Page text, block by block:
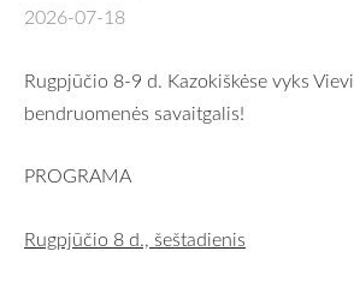
2026-07-18
Rugpjūčio 8-9 d. Kazokiškėse vyks
bendruomenės savaitgalis!
PROGRAMA
Rugpjūčio 8 d., šeštadienis